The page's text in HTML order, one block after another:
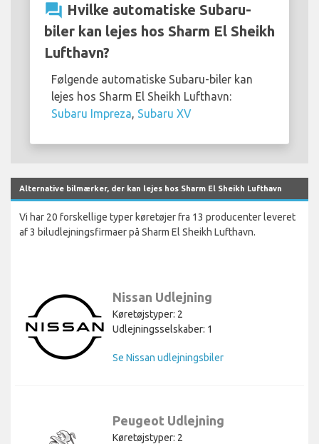
question_answer Hvilke automatiske Subaru-
biler kan lejes hos Sharm El Sheikh
Lufthavn?
Følgende automatiske Subaru-biler kan
lejes hos Sharm El Sheikh Lufthavn:
Subaru Impreza Subaru XV
Alternative bilmærker, der kan lejes hos Sharm El Sheikh Lufthavn
Vi har 20 forskellige typer køretøjer fra 13 producenter leveret
af 3 biludlejningsfirmaer på Sharm El Sheikh Lufthavn.
Nissan Udlejning
Køretøjstyper: 2
Udlejningsselskaber: 1
Se Nissan udlejningsbiler
Peugeot Udlejning
Køretøjstyper: 2